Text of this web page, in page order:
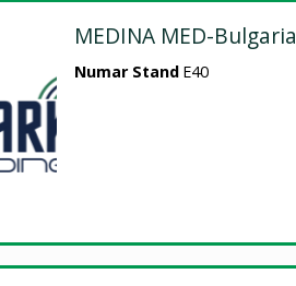
MEDINA MED-Bulgaria
Numar Stand E40